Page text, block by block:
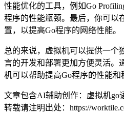
性能优化的工具，例如Go
程序的性能瓶颈。最后，你可以
置，以提高Go程序的网络性能。
总的来说，虚拟机可以提供一个
言的开发和部署更加方便灵活。
机可以帮助提高Go程序的性能和
文章包含AI辅助创作：虚拟机go
转载请注明出处： https://